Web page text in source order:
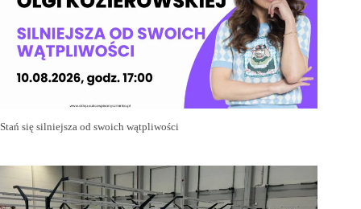
Stań się silniejsza od swoich wątpliwości